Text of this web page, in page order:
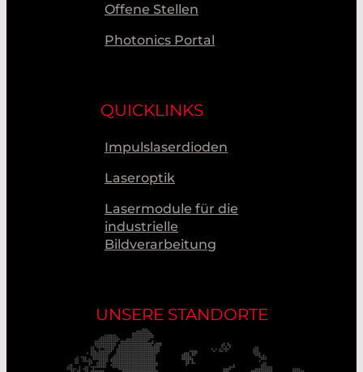
Offene Stellen
Photonics Portal
QUICKLINKS
Impulslaserdioden
Laseroptik
Lasermodule für die
industrielle
Bildverarbeitung
UNSERE STANDORTE